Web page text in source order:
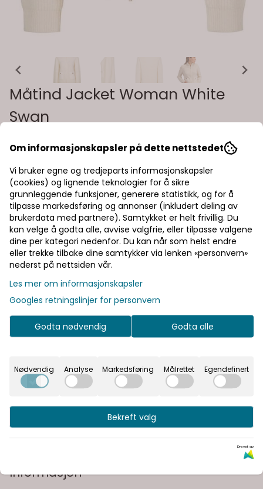
Måtind Jacket Woman White
Swan
200009090971
strikkejakke laget i en eksklusiv blanding av kashmir og ull.
Den kommer med glidelås i front og diskré lommedetaljer
som gir et rent og moderne uttrykk. Farge: white swan
Egenskaper: 10 % kashmir, 90 % ull ykk glidelås designet i
Norge
Les mer
2.500,-
Velg størrelse
Legg i handlekurv
På lager
Rask levering
Fast fraktpris
Kvalitetsprodukter
Informasjon
Om informasjonskapsler på dette nettstedet
Vi bruker egne og tredjeparts informasjonskapsler
(cookies) og lignende teknologier for å sikre
grunnleggende funksjoner, generere statistikk, og for å
tilpasse markedsføring og annonser (inkludert deling av
brukerdata med partnere). Samtykket er helt frivillig. Du
kan velge å godta alle, avvise valgfrie, eller tilpasse valgene
dine per kategori nedenfor. Du kan når som helst endre
eller trekke tilbake dine samtykker via lenken «personvern»
nederst på nettsiden vår.
Les mer om informasjonskapsler
Googles retningslinjer for personvern
Godta nødvendig Godta alle
Nødvendig Analyse Markedsføring Målrettet Egendefinert
Bekreft valg
Drevet av